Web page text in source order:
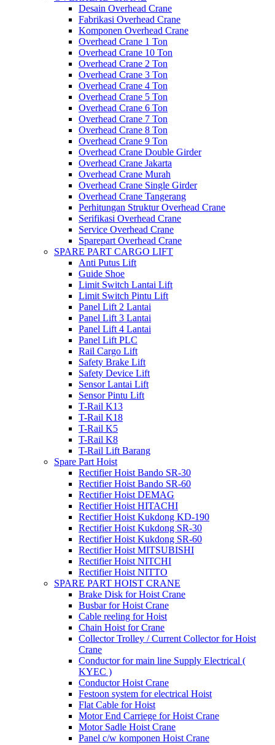
Desain Overhead Crane
Fabrikasi Overhead Crane
Komponen Overhead Crane
Overhead Crane 1 Ton
Overhead Crane 10 Ton
Overhead Crane 2 Ton
Overhead Crane 3 Ton
Overhead Crane 4 Ton
Overhead Crane 5 Ton
Overhead Crane 6 Ton
Overhead Crane 7 Ton
Overhead Crane 8 Ton
Overhead Crane 9 Ton
Overhead Crane Double Girder
Overhead Crane Jakarta
Overhead Crane Murah
Overhead Crane Single Girder
Overhead Crane Tangerang
Perhitungan Struktur Overhead Crane
Serifikasi Overhead Crane
Service Overhead Crane
Sparepart Overhead Crane
SPARE PART CARGO LIFT
Anti Putus Lift
Guide Shoe
Limit Switch Lantai Lift
Limit Switch Pintu Lift
Panel Lift 2 Lantai
Panel Lift 3 Lantai
Panel Lift 4 Lantai
Panel Lift PLC
Rail Cargo Lift
Safety Brake Lift
Safety Device Lift
Sensor Lantai Lift
Sensor Pintu Lift
T-Rail K13
T-Rail K18
T-Rail K5
T-Rail K8
T-Rail Lift Barang
Spare Part Hoist
Rectifier Hoist Bando SR-30
Rectifier Hoist Bando SR-60
Rectifier Hoist DEMAG
Rectifier Hoist HITACHI
Rectifier Hoist Kukdong KD-190
Rectifier Hoist Kukdong SR-30
Rectifier Hoist Kukdong SR-60
Rectifier Hoist MITSUBISHI
Rectifier Hoist NITCHI
Rectifier Hoist NITTO
SPARE PART HOIST CRANE
Brake Disk for Hoist Crane
Busbar for Hoist Crane
Cable reeling for Hoist
Chain Hoist for Crane
Collector Trolley / Current Collector for Hoist
Crane
Conductor for main line Supply Electrical (
KYEC )
Conductor Hoist Crane
Festoon system for electrical Hoist
Flat Cable for Hoist
Motor End Carriege for Hoist Crane
Motor Sadle Hoist Crane
Panel c/w komponen Hoist Crane